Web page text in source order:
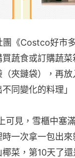
《Costco好市
蔬食或訂購蔬
夾鏈袋），再
同變化的料理」
可見，雪櫃中塞
一次拿一包出
菜，第10天了